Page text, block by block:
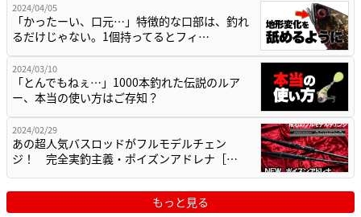
2024/04/05
「かったーい、口元…」特徴的な口部は、釣れ
るだけじゃない。1個持ってるとフィ…
2024/03/10
「とんでもねぇ…」1000本釣れた伝説のルア
ー、本当の使い方はご存知？
2024/02/29
あの超人気バスロッドがフルモデルチェン
ジ！ 完全実釣主義・ポイズンアドレナ［…
もっと見る